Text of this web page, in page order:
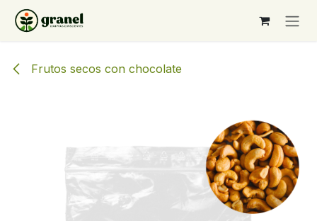
Ir al contenido
Frutos secos con chocolate